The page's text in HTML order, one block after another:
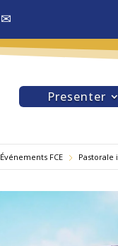
✉
Presenter
Év​énements FCE Pastorale